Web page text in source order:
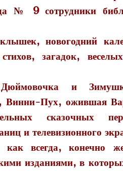
№ 9 сотрудники
новогодний
загадок,
и
Винни-Пух, ожившая
сказочных
и телевизионного
всегда, конечно
изданиями, в